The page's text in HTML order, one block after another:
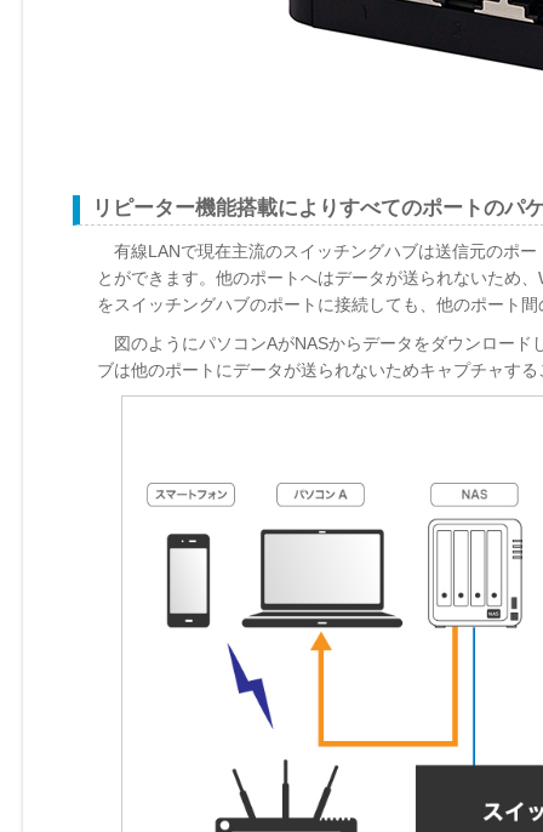
リピーター機能搭載によりすべてのポートのパ
有線LANで現在主流のスイッチングハブは送信元のポ
とができます。他のポートへはデータが送られないため
をスイッチングハブのポートに接続しても、他のポート
図のようにパソコンAがNASからデータをダウンロード
ブは他のポートにデータが送られないためキャプチャす